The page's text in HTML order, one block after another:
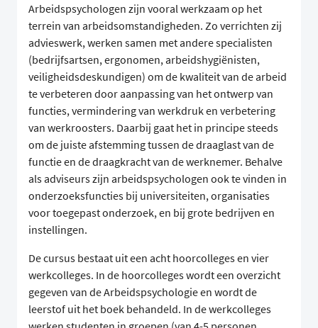
Arbeidspsychologen zijn vooral werkzaam op het
terrein van arbeidsomstandigheden. Zo verrichten zij
advieswerk, werken samen met andere specialisten
(bedrijfsartsen, ergonomen, arbeids­hygiënisten,
veiligheidsdeskundigen) om de kwaliteit van de arbeid
te verbeteren door aanpassing van het ontwerp van
functies, vermindering van werkdruk en verbetering
van werkroosters. Daarbij gaat het in principe steeds
om de juiste afstemming tussen de draaglast van de
functie en de draagkracht van de werknemer. Behalve
als adviseurs zijn arbeidspsychologen ook te vinden in
onderzoeksfuncties bij universiteiten, organisaties
voor toegepast onderzoek, en bij grote bedrijven en
instellingen.
De cursus bestaat uit een acht hoorcolleges en vier
werkcolleges. In de hoorcolleges wordt een overzicht
gegeven van de Arbeidspsychologie en wordt de
leerstof uit het boek behandeld. In de werkcolleges